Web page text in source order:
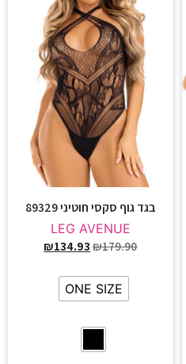
בגד גוף סקסי חוטיני 89329
LEG AVENUE
₪179.90
₪134.93
ONE SIZE